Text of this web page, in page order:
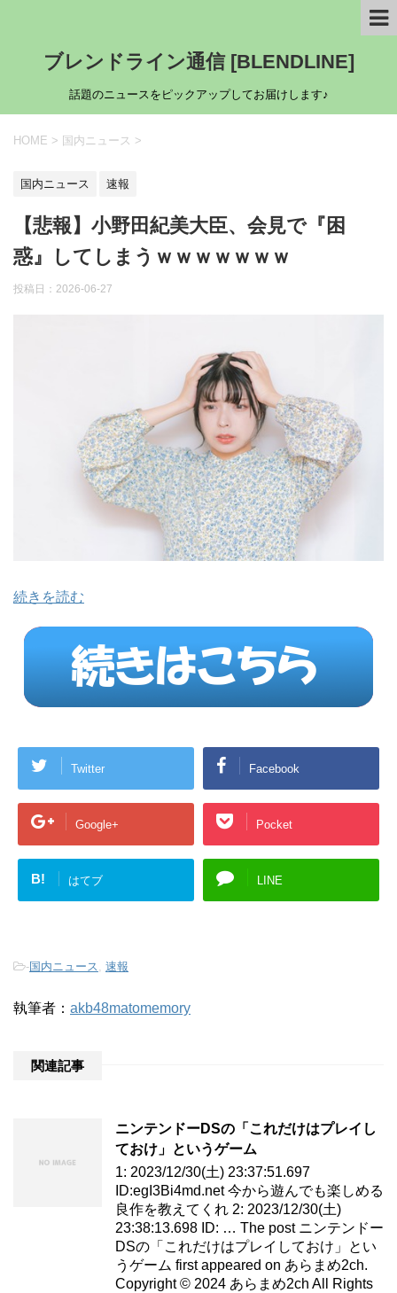
ブレンドライン通信 [BLENDLINE]
話題のニュースをピックアップしてお届けします♪
HOME > 国内ニュース >
国内ニュース 速報
【悲報】小野田紀美大臣、会見で『困
惑』してしまうｗｗｗｗｗｗｗ
投稿日： 2026-06-27
続きを読む
Twitter Facebook
Google+ Pocket
B! はてブ LINE
-国内ニュース, 速報
執筆者： akb48matomemory
関連記事
ニンテンドーDSの「これだけはプレイし
ておけ」というゲーム
1: 2023/12/30(土) 23:37:51.697
ID:egI3Bi4md.net 今から遊んでも楽しめる
良作を教えてくれ 2: 2023/12/30(土)
23:38:13.698 ID: … The post ニンテンドー
DSの「これだけはプレイしておけ」とい
うゲーム first appeared on あらまめ2ch.
Copyright © 2024 あらまめ2ch All Rights